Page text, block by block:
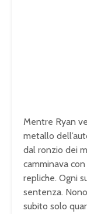
Mentre Ryan
metallo
dal ronzio dei
camminava
repliche. Ogni
sentenza.
subito solo